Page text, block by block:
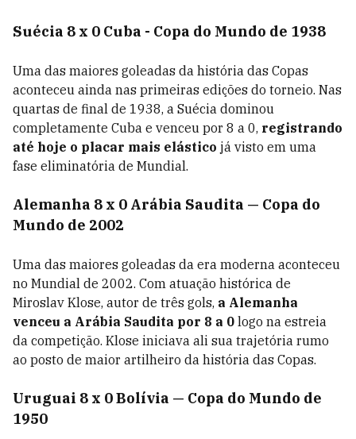
Suécia 8 x 0 Cuba - Copa do Mundo de 1938
Uma das maiores goleadas da história das Copas
aconteceu ainda nas primeiras edições do torneio. Nas
quartas de final de 1938, a Suécia dominou
completamente Cuba e venceu por 8 a 0, registrando
até hoje o placar mais elástico já visto em uma
fase eliminatória de Mundial.
Alemanha 8 x 0 Arábia Saudita — Copa do
Mundo de 2002
Uma das maiores goleadas da era moderna aconteceu
no Mundial de 2002. Com atuação histórica de
Miroslav Klose, autor de três gols, a Alemanha
venceu a Arábia Saudita por 8 a 0 logo na estreia
da competição. Klose iniciava ali sua trajetória rumo
ao posto de maior artilheiro da história das Copas.
Uruguai 8 x 0 Bolívia — Copa do Mundo de
1950